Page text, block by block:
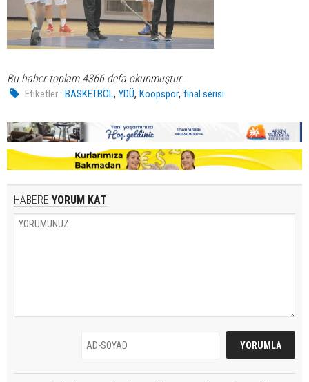
Bu haber toplam 4366 defa okunmuştur
Etiketler : BASKETBOL,YDÜ,Koopspor,final serisi
HABERE YORUM KAT